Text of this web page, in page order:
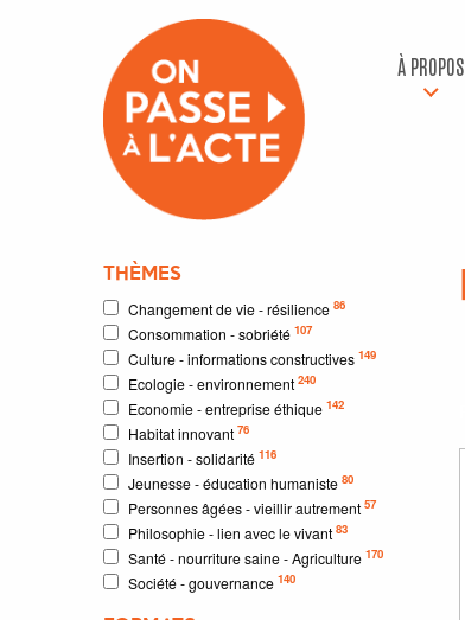
À PROPOS
THÈMES
Changement de vie - résilience 86
Consommation - sobriété 107
Culture - informations constructives 149
Ecologie - environnement 240
Economie - entreprise éthique 142
Habitat innovant 76
Insertion - solidarité 116
Jeunesse - éducation humaniste 80
Personnes âgées - vieillir autrement 57
Philosophie - lien avec le vivant 83
Santé - nourriture saine - Agriculture 170
Société - gouvernance 140